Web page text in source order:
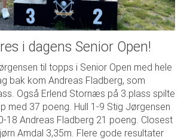
i dagens Senior Open!
til topps i Senior Open med hele
bak kom Andreas Fladberg, som
Også Erlend Stornæs på 3.plass spilte
med 37 poeng. Hull 1-9 Stig Jørgensen
18 Andreas Fladberg 21 poeng. Closest
Amdal 3,35m. Flere gode resultater